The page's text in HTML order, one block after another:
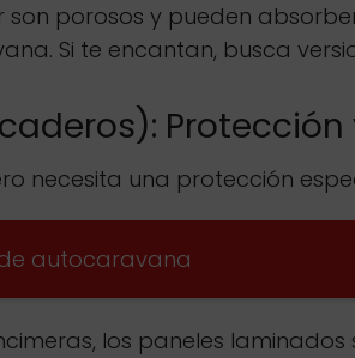
porosos y pueden
Si te encantan, busca
Protección
necesita una protección
autocaravana
los paneles